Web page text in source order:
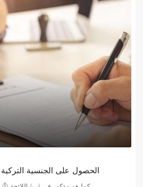
الحصول على الجنسية